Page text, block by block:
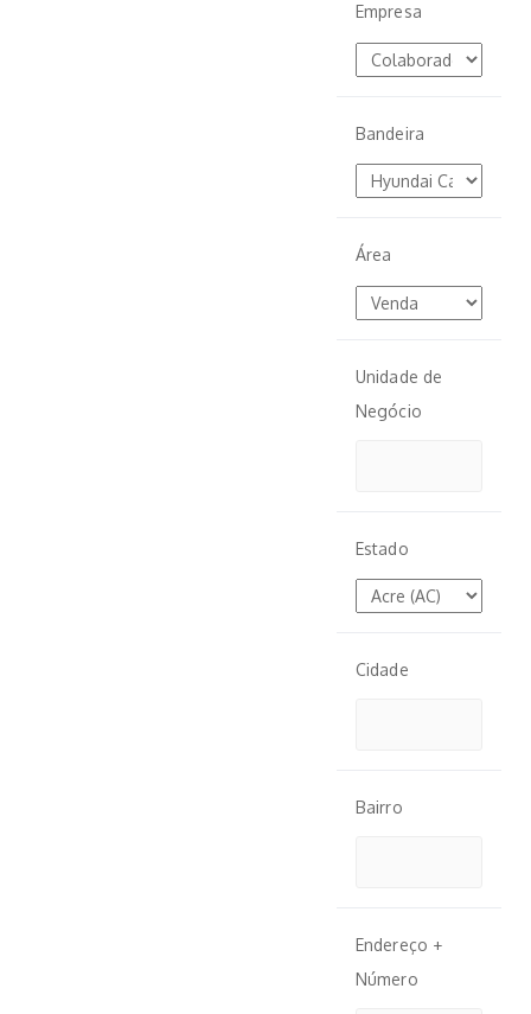
Empresa
Bandeira
Área
Unidade de
Negócio
Estado
Cidade
Bairro
Endereço +
Número